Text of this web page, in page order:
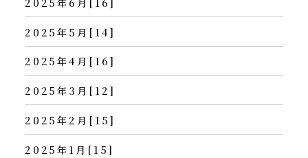
2025年5月[14]
2025年4月[16]
2025年3月[12]
2025年2月[15]
2025年1月[15]